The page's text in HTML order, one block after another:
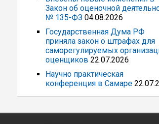
Закон об оценочной
№ 135-ФЗ 04.08.2026
Государственная Дума РФ
приняла закон о штрафах для
саморегулируемых
оценщиков 22.07.2026
Научно практическая
конференция в Самаре